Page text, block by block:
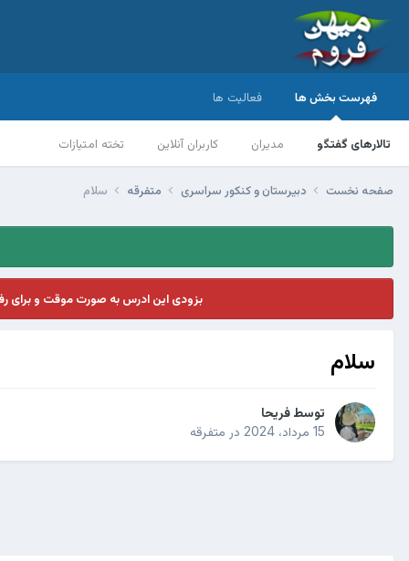
فهرست بخش ها
تالارهای گفتگو مدیران کاربران آنلاین تخته امتیازات
فعالیت ها
صفحه نخست دبیرستان و کنکور سراسری متفرقه سلام
بزودی این ادرس به صورت موقت و برای
سلام
توسط فریحا
15 مرداد، 2024
در متفرقه